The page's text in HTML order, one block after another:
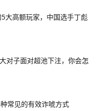
大高额玩家，中国选手丁彪
对子面对超池下注，你会怎
常见的有效诈唬方式